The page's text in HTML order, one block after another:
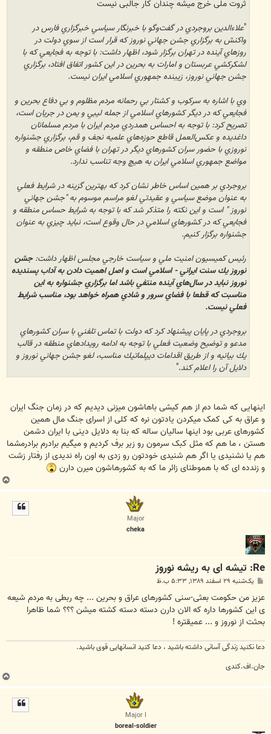
ثروت ملی خرج میشه چندان کار جالبی نیست
علاءالدين بروجردي در گفت‌وگو با خبرنگار سياسي خبرگزاري فارس در
واكنش به برگزاري جشن جهاني نوروز كه قرار است از سوي دولت در
روزهاي آينده در تهران برگزار شود، اظهار داشت: با توجه به فجايعي كه با
لشكركشي عربستان و امارات به بحرين در اين كشور اتفاق افتاد، برگزاري
جشن جهاني نوروز، زيبنده جمهوري اسلامي ايران نيست.
وي با اشاره به سركوب و كشتار بي رحمانه مردم مظلوم و بي‌ دفاع بحرين و
فجايعي كه در ديگر كشورهاي اسلامي از جمله ليبي و يمن در جريان است،
تصريح كرد: با توجه به احساس همدردي مردم ايران با مردم مسلمانان
داغديده و عكس‌العمل قاطع حوزه‌هاي علميه نجف و قم، برگزاري جشنواره
نوروزي با حضور سران كشورهاي ديگر در تهران با فضاي خاص منطقه و
مواضع جمهوري اسلامي ايران به هيچ وجه تناسب ندارد.
بروجردي بر همين اساس خاطر نشان كرد كه بهترين گزينه در شرايط فعلي
به عنوان موضع سياسي و عقيدتي لغو مراسم موسوم به "جشن جهاني
نوروز " است و اين نكته را متذكر شد كه با توجه به شرايط حساس منطقه و
فجايعي كه در كشورهاي اسلامي در حال وقوع است، نبايد چيزي به عنوان
جشنواره برگزار كنيم.
رئيس كميسيون امنيت ملي و سياست خارجي مجلس اظهار داشت:جشن
نوروز يك سنت ايراني - اسلامي است و اصل اهميت دادن به آداب پسنديده
نوروز نبايد در سال‌هاي آينده منتفي باشد اما برگزاري جشنواره به اين
مناسبت كه قطعا با فضاي سرور و شادي همراه خواهد بود، مناسب شرايط
فعلي نيست.
بروجردي در پايان پيشنهاد كرد كه دولت با تماس تلفني با سران كشورهاي
مدعو و توضيح وضعيت فعلي با توجه به ادامه رويدادهاي منطقه در قالب
يك بيانيه و از طريق اقدامات ديپلماتيك مناسب، لغو جشن جهاني نوروز و
دلايل آن را اعلام كند."
اینهایی که شما دم از هم کیشی باهاشون میزنی دیدیم که در زمان جنگ ایران
و عراق به کی کمک میکردن یادتون نره که کلی از اسرای جنگ مال همین
کشورهای عربی بود اینها سالیان ساله که بنا به دلایل دینی با ایران دشمن
هستن ، ما هم که مثل کبک سرمون رو زیر برف کردیم و میگیم برادرم برادرمشما
هم یا نشنیدی یا اگر هم شنیدی خودتون رو زدی به اون راه ندیدی از رفتار زشت
و زندده ای که با هموطنای زائر ما که به کشورهاشون میرن دارن
ب
ا
Major
cheka
Re: تیشه ای به ریشه نوروز
پ
ت
یک‌شنبه ۲۹ اسفند ۱۳۸۹, ۵:۳۳ ب.ظ
عزیز من حکومت بعثی-سنی کشورهای عراق و بحرین ... چه ربطی به مردم شیعه
ی این کشورها داره که الان دارن دسته دسته کشته میشن ؟؟؟ شما ظاهرا
بحثت از نوروز و ... عمیقتره !
دعا نکنید زندگی آسانی داشته باشید ، دعا کنید انسانهایی قوی باشید.
جان.اف.کندی
ب
ا
Major I
boreal-soldier